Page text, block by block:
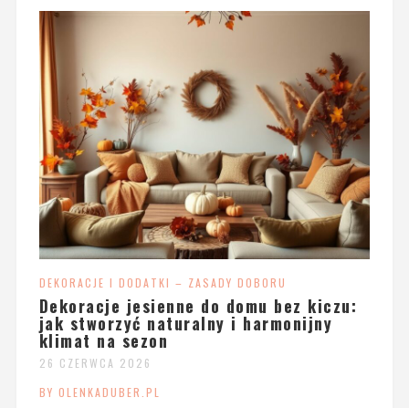
DEKORACJE I DODATKI – ZASADY DOBORU
Dekoracje jesienne do domu bez kiczu:
jak stworzyć naturalny i harmonijny
klimat na sezon
26 CZERWCA 2026
BY OLENKADUBER.PL